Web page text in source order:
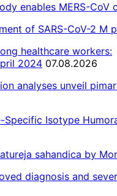
enables MERS-
of SARS-CoV-2 M
healthcare workers:
2024 07.08.2026
analyses unveil
Isotype
sahandica by
diagnosis and